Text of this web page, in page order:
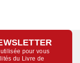
pour vous
du Livre de